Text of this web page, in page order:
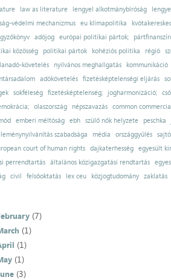
law as literature lengyel alkotmánybíróság
védelmi mechanizmus
eu klímapolitika
adójog európai politikai pártok;
közösség
politikai pártok kohéziós politika régió
követelés nyilvános meghallgatás
kommunikáció
adókövetelés fizetésképtelenségi eljárás
sokféleség fizetésképtelenség; jogharmonizáció;
olaszország népszavazás common
emberi méltóság ebh szülő nők helyzete
peschka
szabadsága média országgyűlés
court of human rights dajkaterhesség
egyesült
perrendtartás
általános közigazgatási rendtartás
civil felsőoktatás lex ceu közjogtudomány zaklatás
(7)
(1)
(1)
(1)
(3)